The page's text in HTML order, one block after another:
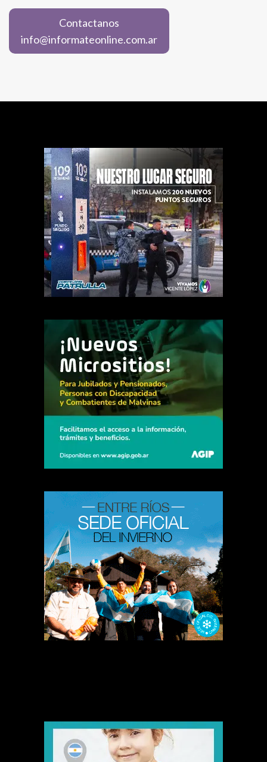
Contactanos
info@informateonline.com.ar